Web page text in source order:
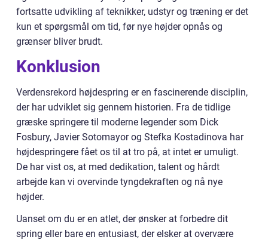
fortsatte udvikling af teknikker, udstyr og træning er det
kun et spørgsmål om tid, før nye højder opnås og
grænser bliver brudt.
Konklusion
Verdensrekord højdespring er en fascinerende disciplin,
der har udviklet sig gennem historien. Fra de tidlige
græske springere til moderne legender som Dick
Fosbury, Javier Sotomayor og Stefka Kostadinova har
højdespringere fået os til at tro på, at intet er umuligt.
De har vist os, at med dedikation, talent og hårdt
arbejde kan vi overvinde tyngdekraften og nå nye
højder.
Uanset om du er en atlet, der ønsker at forbedre dit
spring eller bare en entusiast, der elsker at overvære